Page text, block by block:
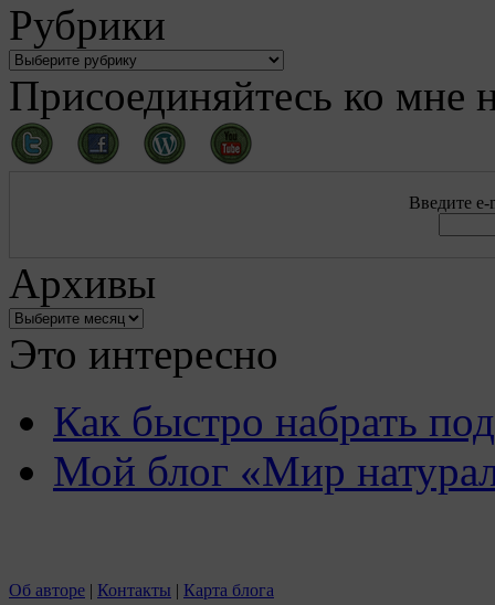
Рубрики
Присоединяйтесь ко мне
Введите e-
Архивы
Это интересно
Как быстро набрать
Мой блог «Мир
Об авторе | Контакты | Карта блога